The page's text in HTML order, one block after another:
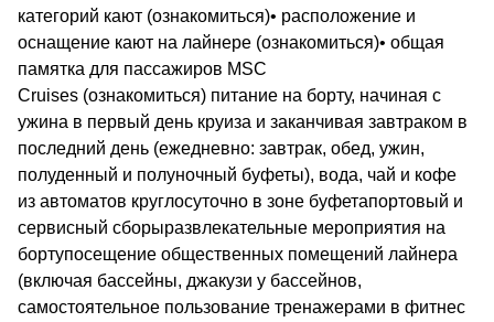
категорий кают (ознакомиться)• расположение и
оснащение кают на лайнере (ознакомиться)• общая
памятка для пассажиров MSC
Cruises (ознакомиться) питание на борту, начиная с
ужина в первый день круиза и заканчивая завтраком в
последний день (ежедневно: завтрак, обед, ужин,
полуденный и полуночный буфеты), вода, чай и кофе
из автоматов круглосуточно в зоне буфетапортовый и
сервисный сборыразвлекательные мероприятия на
бортупосещение общественных помещений лайнера
(включая бассейны, джакузи у бассейнов,
самостоятельное пользование тренажерами в фитнес